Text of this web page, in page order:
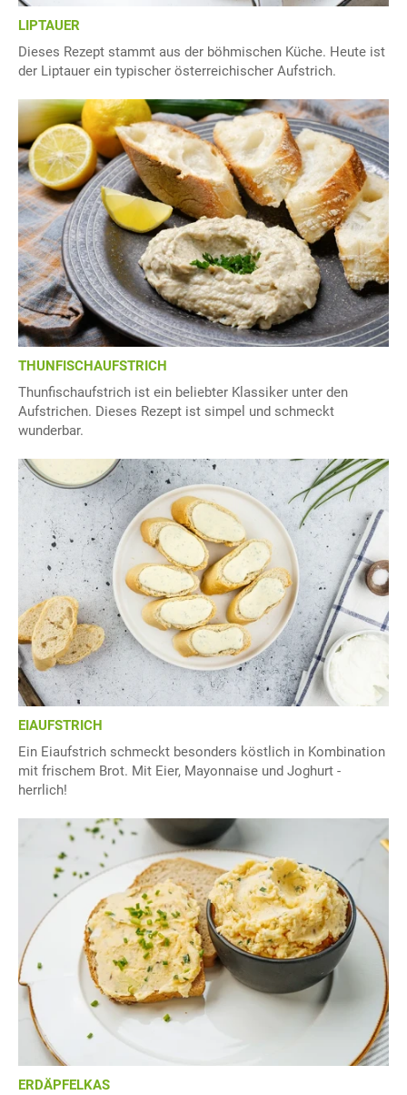
LIPTAUER
Dieses Rezept stammt aus der böhmischen Küche. Heute ist
der Liptauer ein typischer österreichischer Aufstrich.
THUNFISCHAUFSTRICH
Thunfischaufstrich ist ein beliebter Klassiker unter den
Aufstrichen. Dieses Rezept ist simpel und schmeckt
wunderbar.
EIAUFSTRICH
Ein Eiaufstrich schmeckt besonders köstlich in Kombination
mit frischem Brot. Mit Eier, Mayonnaise und Joghurt -
herrlich!
ERDÄPFELKAS